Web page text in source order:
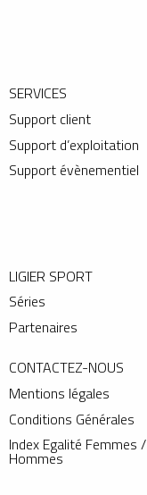
SERVICES
Support client
Support d’exploitation
Support évènementiel
LIGIER SPORT
Séries
Partenaires
CONTACTEZ-NOUS
Mentions légales
Conditions Générales
Index Egalité Femmes /
Hommes